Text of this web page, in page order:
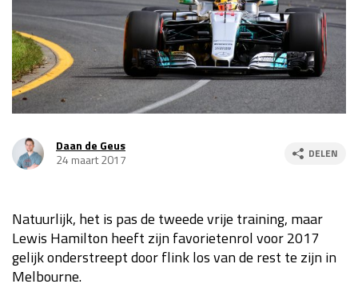
Race
za 13:00 - 15:00
GP VERENIGDE STATEN 2026 23 - 25 okt
Kwalificatie
za 23:00 - 00:00
GP MEXICO 2026
Kwalificatie
za 19:00 - 20:00
Race
zo 18:00 - 20:00
Daan de Geus
24 maart 2017
DELEN
Natuurlijk, het is pas de tweede vrije training, maar
Lewis Hamilton heeft zijn favorietenrol voor 2017
gelijk onderstreept door flink los van de rest te zijn in
Melbourne.